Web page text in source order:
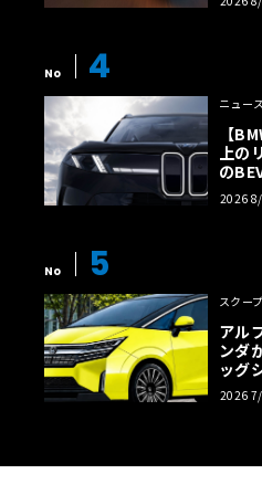
No 4
ニュー
【
上の
の
様の
2026
No 5
スクープ
アル
ンダ
ッグ
超の
2026